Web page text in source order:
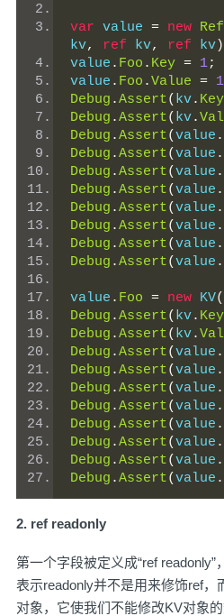
var value = new
kv, ref kv, ref kv
value . Foo . Key = 1;
value . Foo .Value = 1
Debug .Assert( kv. Key
Debug .Assert( kv.
Debug .Assert(value .
Debug .Assert(value .
Debug .Assert(value .
Debug .Assert(value .
Debug .Assert(value .
Debug .Assert(value .
Debug .Assert(value .
Debug .Assert(value .
value . Foo = new KV(
Debug .Assert( kv. Key
Debug .Assert( kv.
Debug .Assert(value .
Debug .Assert(value .
Debug .Assert(value .
Debug .Assert(value .
Debug .Assert(value .
Debug .Assert(value .
Debug .Assert(value .
Debug .Assert(value .
2. ref readonly
第一个字段被定义成“ref readonly”
表示readonly并不是用来修饰ref，
对象，它使我们不能修改KV对象